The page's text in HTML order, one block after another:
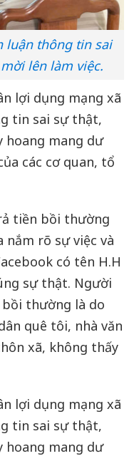
luận thông tin sai
lên làm việc.
lợi dụng mạng xã
tin sai sự thật,
hoang mang dư
các cơ quan, tổ
tiền bồi thường
rõ sự việc và
có tên H.H
sự thật. Người
bồi thường là do
quê tôi, nhà văn
xã, không thấy
lợi dụng mạng xã
tin sai sự thật,
hoang mang dư